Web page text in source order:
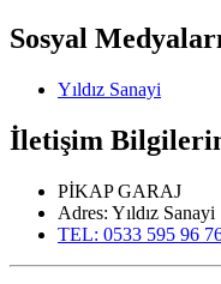
Sosyal
Yıldız Sanayi
İletişim
PİKAP GARAJ
Adres: Yıldız
TEL: 0533 595 96